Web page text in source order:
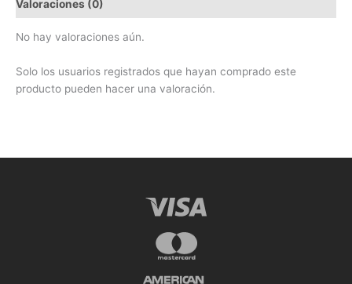
Valoraciones (0)
No hay valoraciones aún.
Solo los usuarios registrados que hayan comprado este
producto pueden hacer una valoración.